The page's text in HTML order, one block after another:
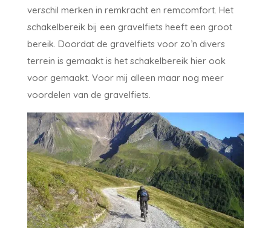
verschil merken in remkracht en remcomfort. Het
schakelbereik bij een gravelfiets heeft een groot
bereik. Doordat de gravelfiets voor zo’n divers
terrein is gemaakt is het schakelbereik hier ook
voor gemaakt. Voor mij alleen maar nog meer
voordelen van de gravelfiets.